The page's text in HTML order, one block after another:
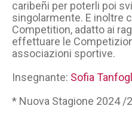
caribeñi per poterli poi
singolarmente. E inoltre
Competition, adatto ai
effettuare le
associazioni sportive.
Insegnante: Sofia
* Nuova Stagione 2024 /